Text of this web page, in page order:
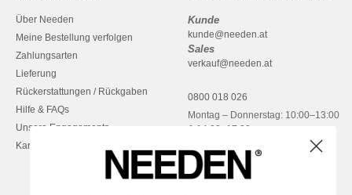
Über Needen
Meine Bestellung verfolgen
Zahlungsarten
Lieferung
Rückerstattungen / Rückgaben
Hilfe & FAQs
Unsere Engagements
Karriere
Kunde
kunde@needen.at
Sales
verkauf@needen.at
0800 018 026
Montag – Donnerstag: 10:00–13:00
& 14:00–17:30
Freitag: 10:00–14:00